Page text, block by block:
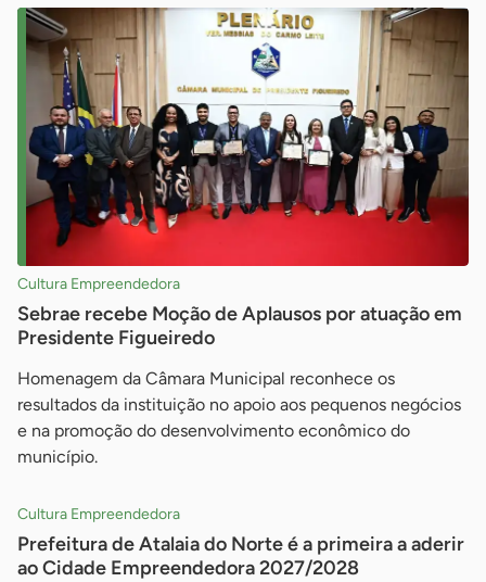
Cultura Empreendedora
Sebrae recebe Moção de Aplausos por atuação em
Presidente Figueiredo
Homenagem da Câmara Municipal reconhece os
resultados da instituição no apoio aos pequenos negócios
e na promoção do desenvolvimento econômico do
município.
Cultura Empreendedora
Prefeitura de Atalaia do Norte é a primeira a aderir
ao Cidade Empreendedora 2027/2028